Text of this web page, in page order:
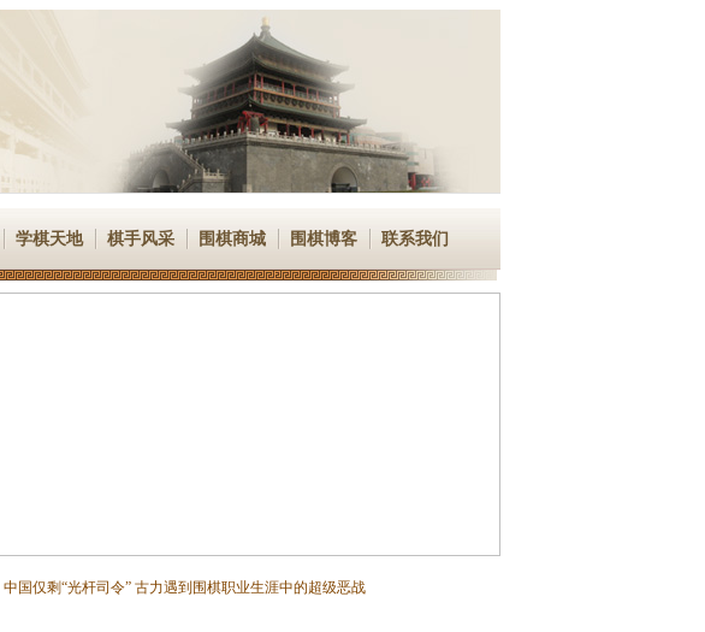
学棋天地 棋手风采 围棋商城 围棋博客 联系我们
中国仅剩“光杆司令” 古力遇到围棋职业生涯中的超级恶战